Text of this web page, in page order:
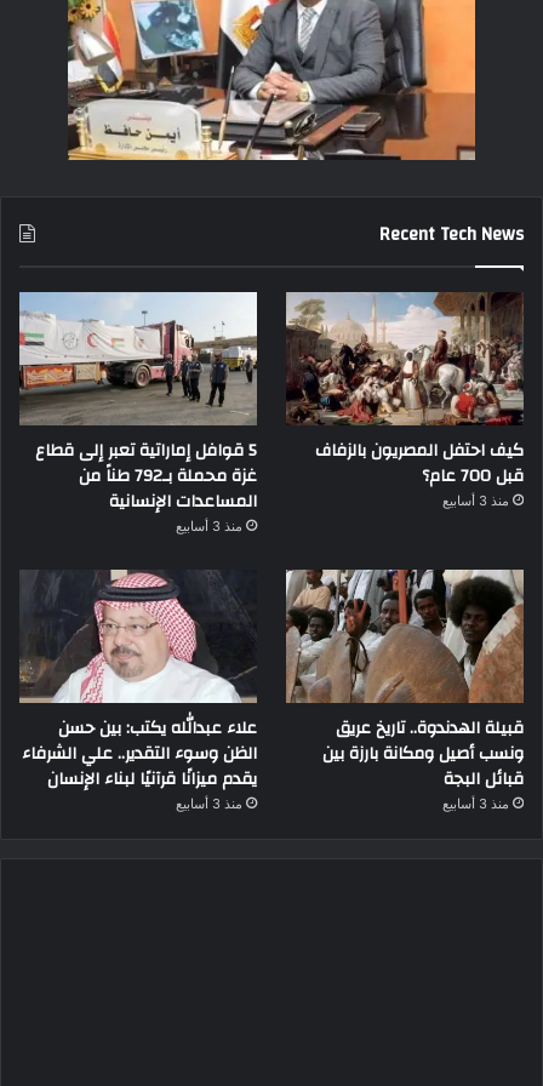
Recent Tech News
كيف احتفل المصريون بالزفاف
قبل 700 عام؟
منذ 3 أسابيع
5 قوافل إماراتية تعبر إلى قطاع
غزة محملة بـ792 طناً من
المساعدات الإنسانية
منذ 3 أسابيع
قبيلة الهدندوة.. تاريخ عريق
ونسب أصيل ومكانة بارزة بين
قبائل البجة
منذ 3 أسابيع
علاء عبدالله يكتب: بين حسن
الظن وسوء التقدير.. علي الشرفاء
يقدم ميزانًا قرآنيًا لبناء الإنسان
منذ 3 أسابيع